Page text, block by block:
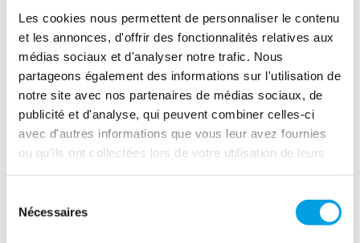
Les cookies nous permettent de personnaliser le contenu
et les annonces, d'offrir des fonctionnalités relatives aux
médias sociaux et d'analyser notre trafic. Nous
partageons également des informations sur l'utilisation de
notre site avec nos partenaires de médias sociaux, de
publicité et d'analyse, qui peuvent combiner celles-ci
avec d'autres informations que vous leur avez fournies
ou qu'ils ont collectées lors de votre utilisation de leurs
Nécessaires
Nos clients
Il est important pour nous de déterminer les besoins de nos
clients, nous nous efforçons de comprendre ce qui est le
plus important pour nos clients en termes de qualité, de
délai de réponse, de gestion de projet, de communication,
de santé, de sécurité et d'environnement.
Nos marchés diffèrent significativement mais notre
clientèle est principalement composée de compagnies
d'entreprises, de ménages et d'organismes du secteur